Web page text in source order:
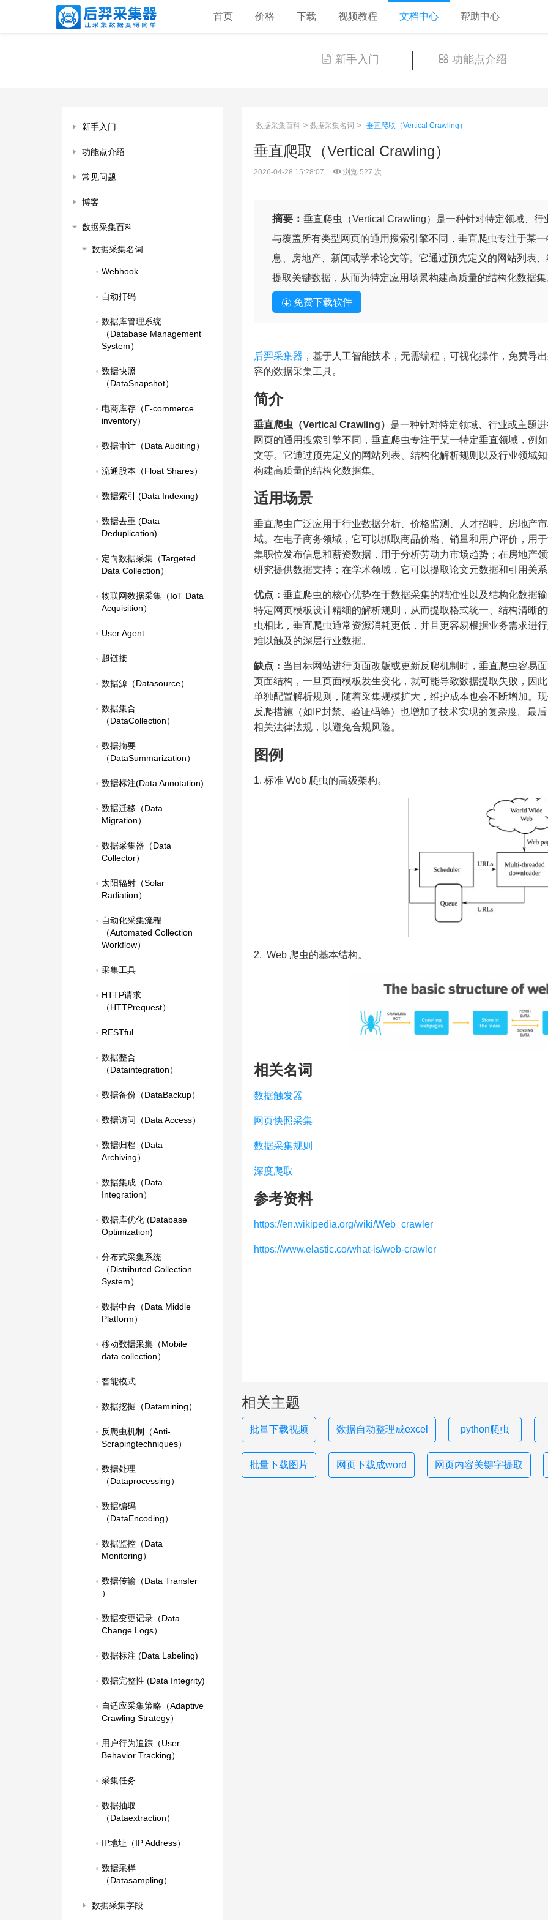
首页 价格 下载 视频教程 文档中心 帮助中心
新手入门 功能点介绍
新手入门
功能点介绍
常见问题
博客
数据采集百科
数据采集名词
Webhook
自动打码
数据库管理系统
（Database Management
System）
数据快照
（DataSnapshot）
电商库存（E-commerce
inventory）
数据审计（Data Auditing）
流通股本（Float Shares）
数据索引 (Data Indexing)
数据去重 (Data
Deduplication)
定向数据采集（Targeted
Data Collection）
物联网数据采集（IoT Data
Acquisition）
User Agent
超链接
数据源（Datasource）
数据集合
（DataCollection）
数据摘要
（DataSummarization）
数据标注(Data Annotation)
数据迁移（Data
Migration）
数据采集器（Data
Collector）
太阳辐射（Solar
Radiation）
自动化采集流程
（Automated Collection
Workflow）
采集工具
HTTP请求
（HTTPrequest）
RESTful
数据整合
（Dataintegration）
数据备份（DataBackup）
数据访问（Data Access）
数据归档（Data
Archiving）
数据集成（Data
Integration）
数据库优化 (Database
Optimization)
分布式采集系统
（Distributed Collection
System）
数据中台（Data Middle
Platform）
移动数据采集（Mobile
data collection）
智能模式
数据挖掘（Datamining）
反爬虫机制（Anti-
Scrapingtechniques）
数据处理
（Dataprocessing）
数据编码
（DataEncoding）
数据监控（Data
Monitoring）
数据传输（Data Transfer
）
数据变更记录（Data
Change Logs）
数据标注 (Data Labeling)
数据完整性 (Data Integrity)
自适应采集策略（Adaptive
Crawling Strategy）
用户行为追踪（User
Behavior Tracking）
采集任务
数据抽取
（Dataextraction）
IP地址（IP Address）
数据采样
（Datasampling）
数据采集字段
数据采集百科 > 数据采集名词 > 垂直爬取（Vertical Crawling）
垂直爬取（Vertical Crawling）
2026-04-28 15:28:07 浏览 527 次
摘要： 垂直爬虫（Vertical Crawling）是一种针对特定领域、
与覆盖所有类型网页的通用搜索引擎不同，垂直爬虫专注于某
息、房地产、新闻或学术论文等。它通过预先定义的网站列表
提取关键数据，从而为特定应用场景构建高质量的结构化数据集
免费下载软件
后羿采集器 ，基于人工智能技术，无需编程，可视化操作，免费导
容的数据采集工具。
简介
垂直爬虫（Vertical Crawling） 是一种针对特定领域、行业或主题
网页的通用搜索引擎不同，垂直爬虫专注于某一特定垂直领域，例
文等。它通过预先定义的网站列表、结构化解析规则以及行业领域
构建高质量的结构化数据集。
适用场景
垂直爬虫广泛应用于行业数据分析、价格监测、人才招聘、房地产
域。在电子商务领域，它可以抓取商品价格、销量和用户评价，用
集职位发布信息和薪资数据，用于分析劳动力市场趋势；在房地产
研究提供数据支持；在学术领域，它可以提取论文元数据和引用关
优点： 垂直爬虫的核心优势在于数据采集的精准性以及结构化数据
特定网页模板设计精细的解析规则，从而提取格式统一、结构清晰
虫相比，垂直爬虫通常资源消耗更低，并且更容易根据业务需求进
难以触及的深层行业数据。
缺点： 当目标网站进行页面改版或更新反爬机制时，垂直爬虫容易
页面结构，一旦页面模板发生变化，就可能导致数据提取失败，因
单独配置解析规则，随着采集规模扩大，维护成本也会不断增加。
反爬措施（如IP封禁、验证码等）也增加了技术实现的复杂度。最
相关法律法规，以避免合规风险。
图例
1. 标准 Web 爬虫的高级架构。
2. Web 爬虫的基本结构。
相关名词
数据触发器
网页快照采集
数据采集规则
深度爬取
参考资料
https://en.wikipedia.org/wiki/Web_crawler
https://www.elastic.co/what-is/web-crawler
相关主题
批量下载视频 数据自动整理成excel python爬虫
批量下载图片 网页下载成word 网页内容关键字提取